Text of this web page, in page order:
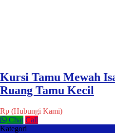
Kursi Tamu Mewah
Ruang Tamu Kecil
Rp (Hubungi Kami)
Chat Call
Kategori